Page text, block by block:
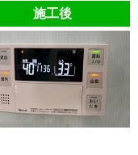
施工後